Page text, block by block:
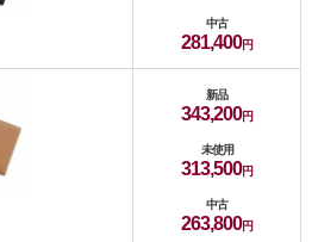
中古
281,400
新品
343,200
未使用
313,500
中古
263,800